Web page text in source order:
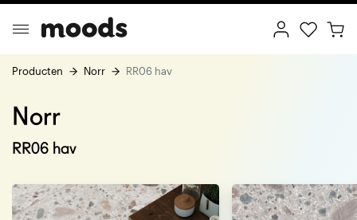
Minimalism
Producten Norr RR06 hav
Norr
RR06 hav